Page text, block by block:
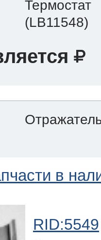
Термостат
(LB11548)
в
RID:5549